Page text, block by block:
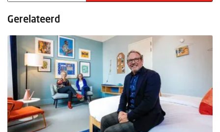
Gerelateerd